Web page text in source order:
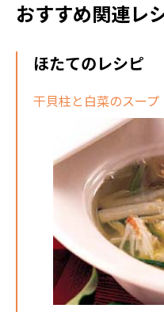
おすすめ関連レ
ほたてのレシピ
干貝柱と白菜のスープ